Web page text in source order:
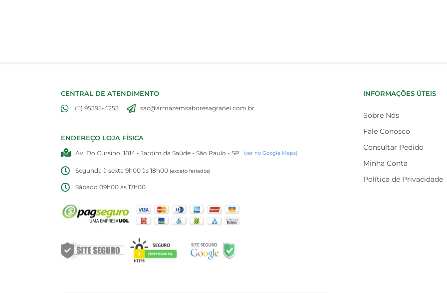
CENTRAL DE ATENDIMENTO
(11) 95395-4253 sac@armazemsaboresagranel.com.br
ENDEREÇO LOJA FÍSICA
Av. Do Cursino, 1814 - Jardim da Saúde - São Paulo - SP (ver no Google Maps)
Segunda à sexta 9h00 às 18h00 (exceto feriados)
Sábado 09h00 às 17h00
INFORMAÇÕES ÚTEIS
Sobre Nós
Fale Conosco
Consultar Pedido
Minha Conta
Política de Privacidade